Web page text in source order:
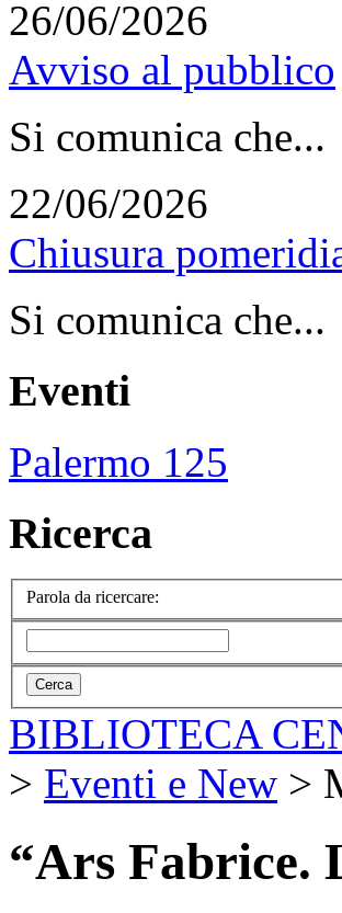
26/06/2026
Avviso al pubblico
Si comunica che...
22/06/2026
Chiusura
Si comunica che...
Eventi
Palermo 125
Ricerca
Parola da ricercare:
BIBLIOTECA
> Eventi e New >
“Ars Fabrice.